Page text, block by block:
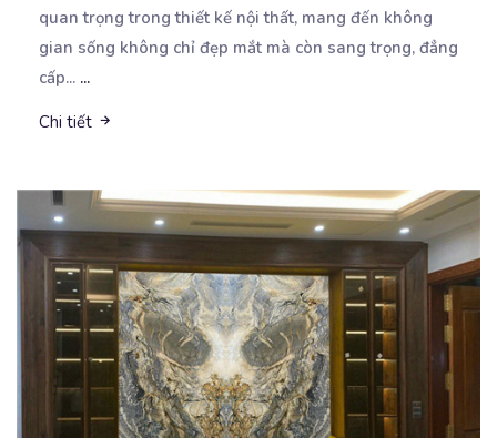
quan trọng trong thiết kế nội thất, mang đến không
gian sống không chỉ đẹp mắt mà còn sang trọng, đẳng
cấp... ...
Chi tiết